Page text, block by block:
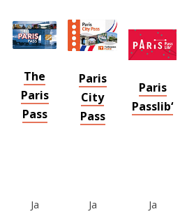
The
Paris
Pass
Paris
City
Pass
Paris
Passlib‘
Ja Ja Ja